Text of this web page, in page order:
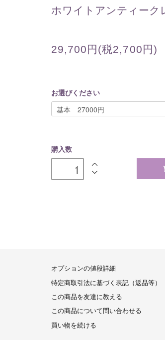
ホワイトアンティーク
29,700円(税2,700円)
お選びください
購入数
オプションの値段詳細
特定商取引法に基づく表記（返品等）
この商品を友達に教える
この商品について問い合わせる
買い物を続ける